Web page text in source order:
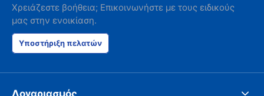
Χρειάζεστε βοήθεια; Επικοινωνήστε με τους ειδικούς
μας στην ενοικίαση.
Υποστήριξη πελατών
Λογαριασμός